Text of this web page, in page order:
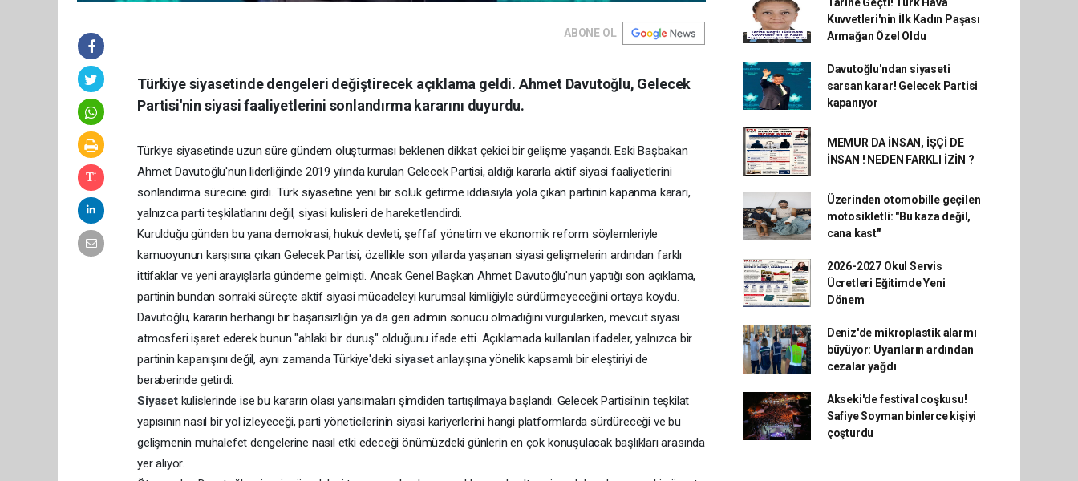
ABONE OL
Türkiye siyasetinde dengeleri değiştirecek açıklama geldi. Ahmet Davutoğlu, Gelecek
Partisi'nin siyasi faaliyetlerini sonlandırma kararını duyurdu.
Türkiye siyasetinde uzun süre gündem oluşturması beklenen dikkat çekici bir gelişme yaşandı. Eski Başbakan
Ahmet Davutoğlu'nun liderliğinde 2019 yılında kurulan Gelecek Partisi, aldığı kararla aktif siyasi faaliyetlerini
sonlandırma sürecine girdi. Türk siyasetine yeni bir soluk getirme iddiasıyla yola çıkan partinin kapanma kararı,
yalnızca parti teşkilatlarını değil, siyasi kulisleri de hareketlendirdi.
Kurulduğu günden bu yana demokrasi, hukuk devleti, şeffaf yönetim ve ekonomik reform söylemleriyle
kamuoyunun karşısına çıkan Gelecek Partisi, özellikle son yıllarda yaşanan siyasi gelişmelerin ardından farklı
ittifaklar ve yeni arayışlarla gündeme gelmişti. Ancak Genel Başkan Ahmet Davutoğlu'nun yaptığı son açıklama,
partinin bundan sonraki süreçte aktif siyasi mücadeleyi kurumsal kimliğiyle sürdürmeyeceğini ortaya koydu.
Davutoğlu, kararın herhangi bir başarısızlığın ya da geri adımın sonucu olmadığını vurgularken, mevcut siyasi
atmosferi işaret ederek bunun "ahlaki bir duruş" olduğunu ifade etti. Açıklamada kullanılan ifadeler, yalnızca bir
partinin kapanışını değil, aynı zamanda Türkiye'deki siyasetanlayışına yönelik kapsamlı bir eleştiriyi de
beraberinde getirdi.
Siyaset kulislerinde ise bu kararın olası yansımaları şimdiden tartışılmaya başlandı. Gelecek Partisi'nin teşkilat
yapısının nasıl bir yol izleyeceği, parti yöneticilerinin siyasi kariyerlerini hangi platformlarda sürdüreceği ve bu
gelişmenin muhalefet dengelerine nasıl etki edeceği önümüzdeki günlerin en çok konuşulacak başlıkları arasında
yer alıyor.
Kuvvetleri'nin İlk Kadın Paşası
Armağan Özel Oldu
Davutoğlu'ndan siyaseti
sarsan karar! Gelecek Partisi
kapanıyor
MEMUR DA İNSAN, İŞÇİ DE
İNSAN ! NEDEN FARKLI İZİN ?
Üzerinden otomobille geçilen
motosikletli: "Bu kaza değil,
cana kast"
2026-2027 Okul Servis
Ücretleri Eğitimde Yeni
Dönem
Deniz'de mikroplastik alarmı
büyüyor: Uyarıların ardından
cezalar yağdı
Akseki'de festival coşkusu!
Safiye Soyman binlerce kişiyi
çoşturdu